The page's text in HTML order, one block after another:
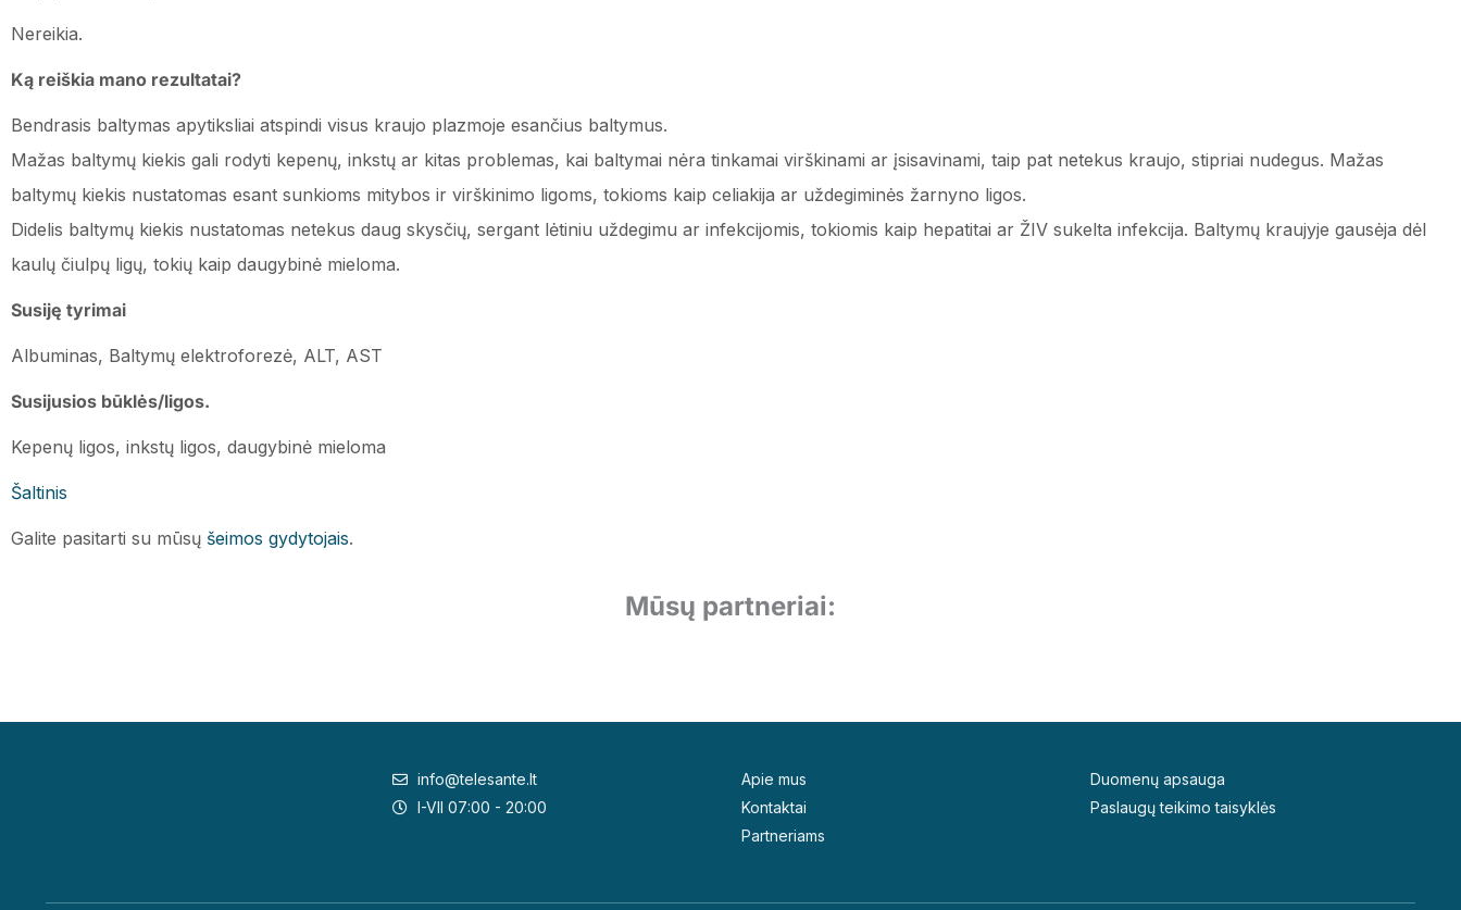
Nereikia.
Ką reiškia mano rezultatai?
Bendrasis baltymas apytiksliai atspindi visus kraujo plazmoje esančius baltymus.
Mažas baltymų kiekis gali rodyti kepenų, inkstų ar kitas problemas, kai baltymai nėra tinkamai virškinami ar įsisavinami, taip pat netekus kraujo, stipriai nudegus. Mažas
baltymų kiekis nustatomas esant sunkioms mitybos ir virškinimo ligoms, tokioms kaip celiakija ar uždegiminės žarnyno ligos.
Didelis baltymų kiekis nustatomas netekus daug skysčių, sergant lėtiniu uždegimu ar infekcijomis, tokiomis kaip hepatitai ar ŽIV sukelta infekcija. Baltymų kraujyje gausėja dėl
kaulų čiulpų ligų, tokių kaip daugybinė mieloma.
Susiję tyrimai
Albuminas, Baltymų elektroforezė, ALT, AST
Susijusios būklės/ligos.
Kepenų ligos, inkstų ligos, daugybinė mieloma
Šaltinis
Galite pasitarti su mūsų šeimos gydytojais.
Mūsų partneriai:
info@telesante.lt
I-VII 07:00 - 20:00
Apie mus
Kontaktai
Partneriams
Duomenų apsauga
Paslaugų teikimo taisyklės